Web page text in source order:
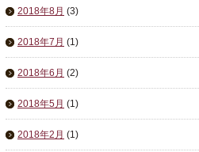
2018年8月 (3)
2018年7月 (1)
2018年6月 (2)
2018年5月 (1)
2018年2月 (1)